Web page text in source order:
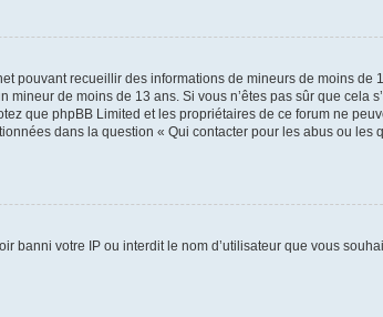
pouvant recueillir des informations de mineurs de moins de
de moins de 13 ans. Si vous n’êtes pas sûr que cela
que phpBB Limited et les propriétaires de ce forum ne
dans la question « Qui contacter pour les abus ou les
banni votre IP ou interdit le nom d’utilisateur que vous